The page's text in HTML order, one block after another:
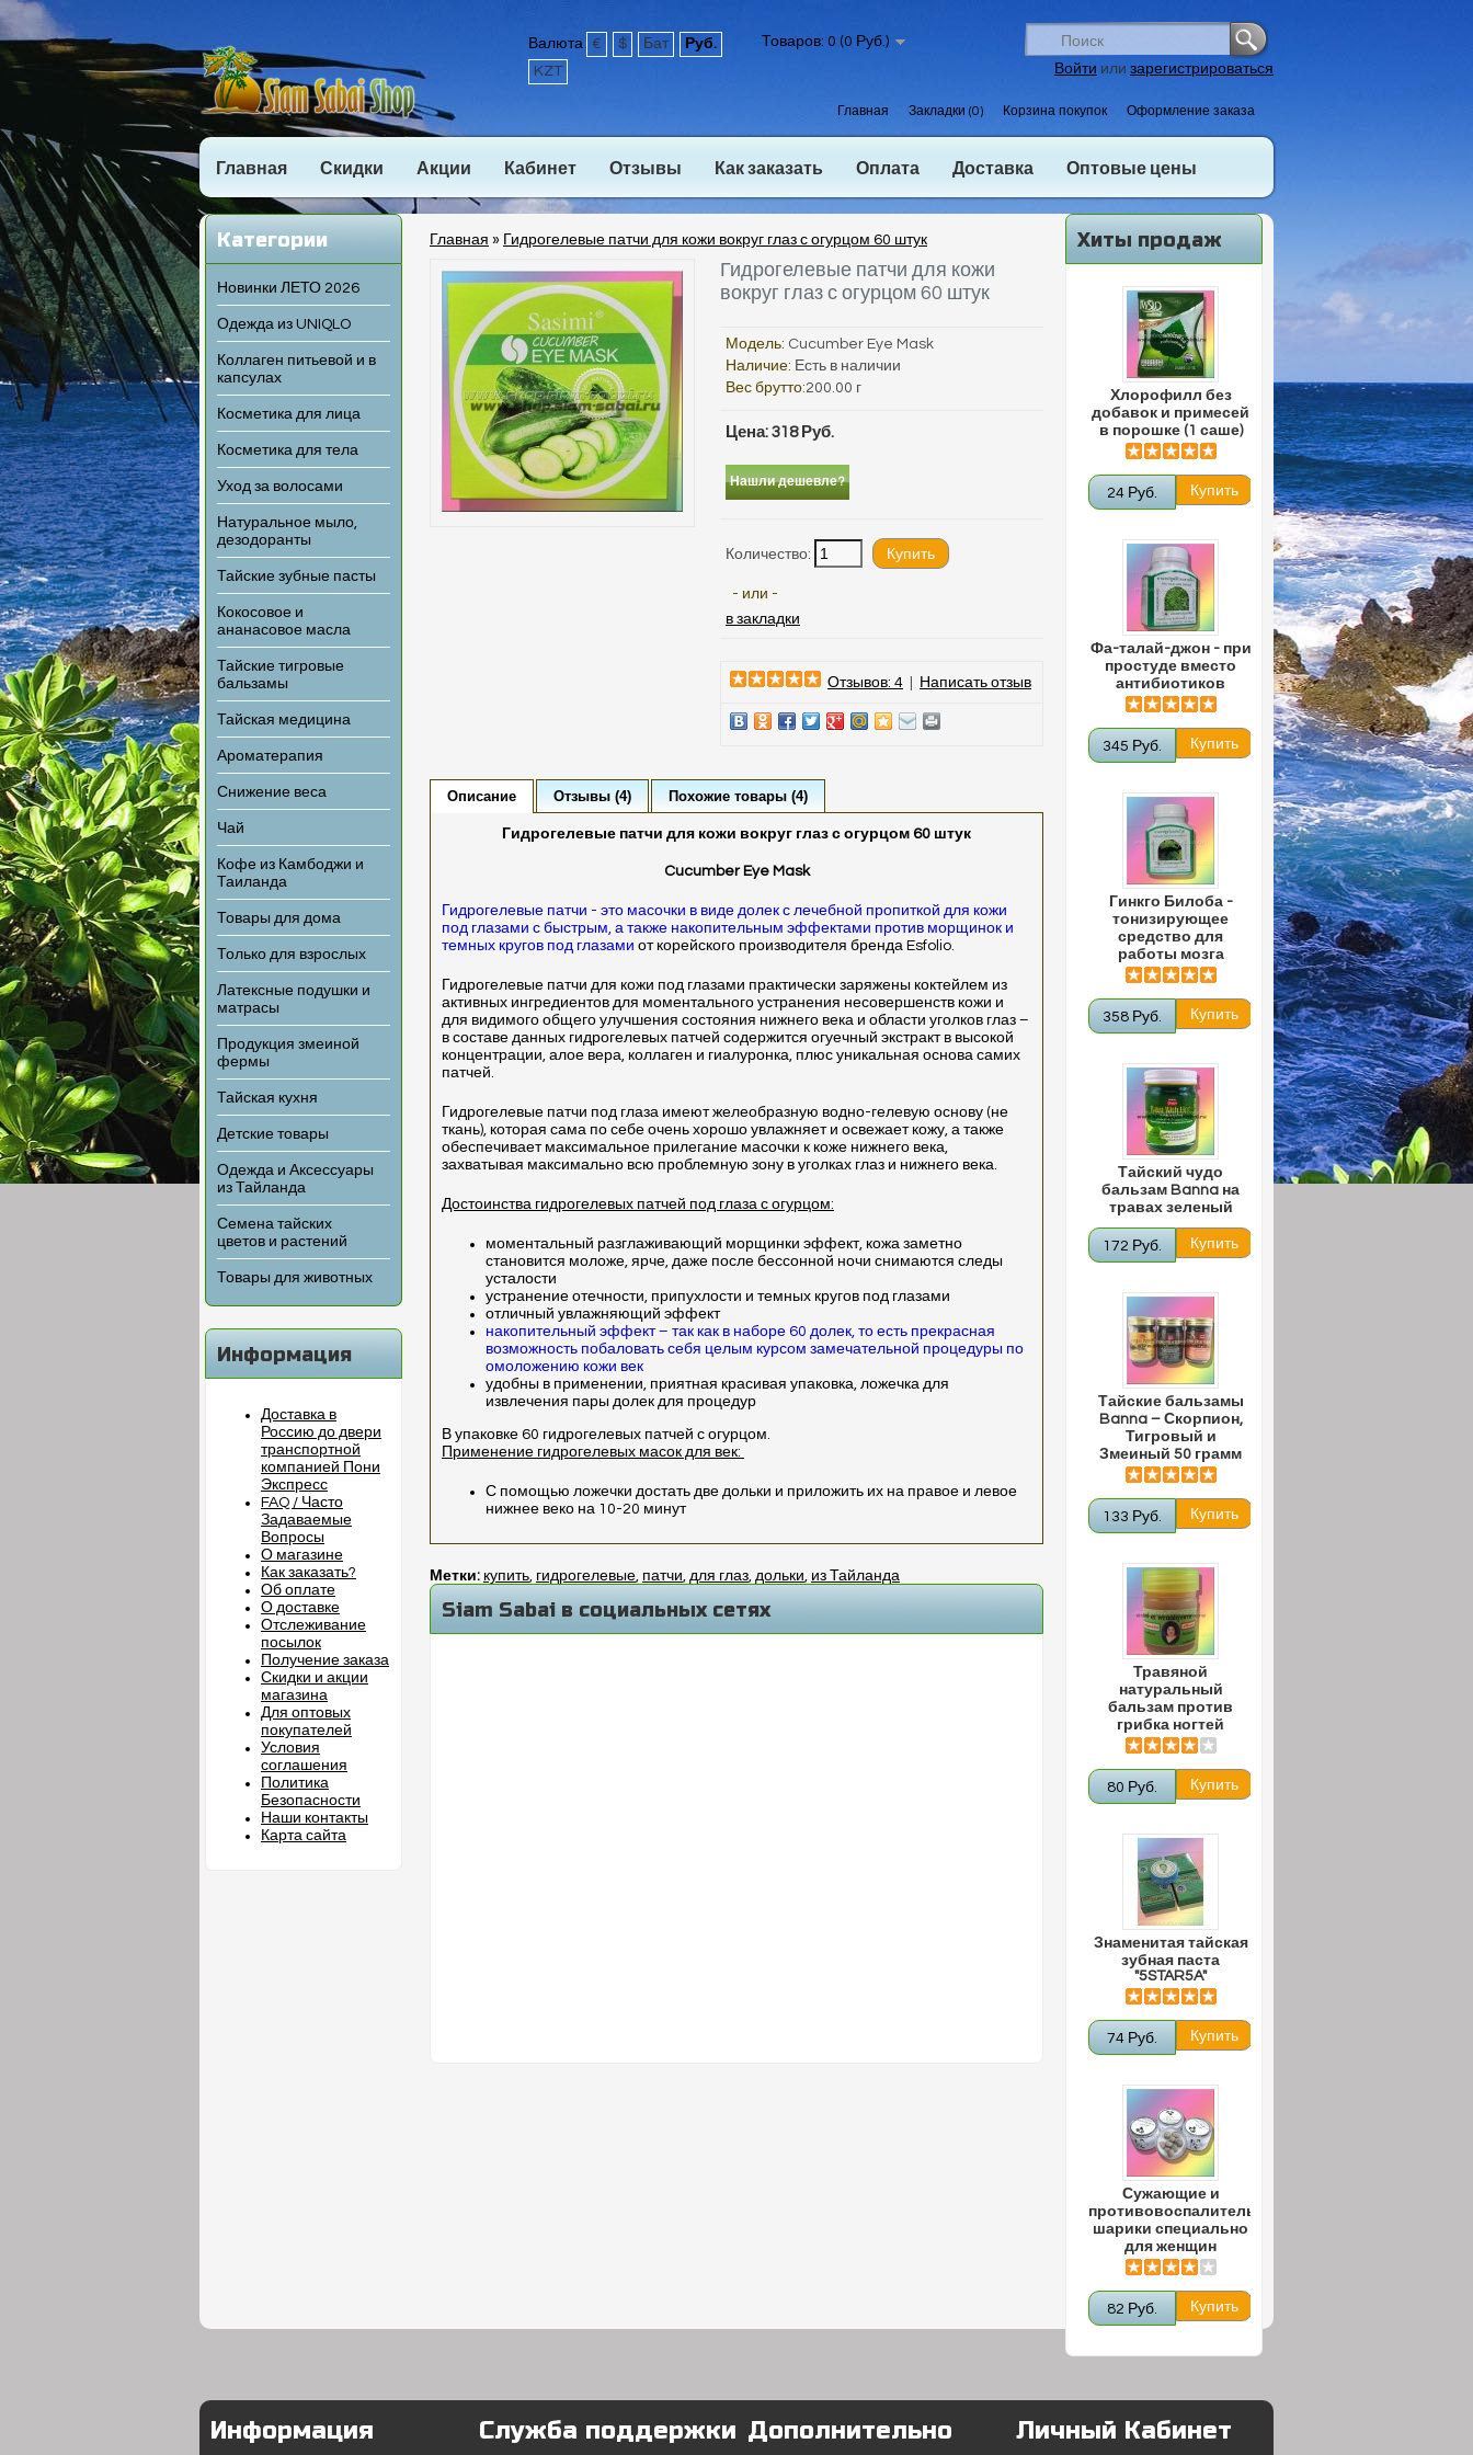
Валюта € $ Бат
Руб.
KZT
Товаров: 0 (0 Руб.)
Войти или зарегистрироваться
Главная Закладки (0) Корзина покупок Оформление заказа
Главная Скидки Акции Кабинет Отзывы Как заказать Оплата Доставка Оптовые цены
Категории
Новинки ЛЕТО 2026
Одежда из UNIQLO
Коллаген питьевой и в
капсулах
Косметика для лица
Косметика для тела
Уход за волосами
Натуральное мыло,
дезодоранты
Тайские зубные пасты
Кокосовое и
ананасовое масла
Тайские тигровые
бальзамы
Тайская медицина
Ароматерапия
Снижение веса
Чай
Кофе из Камбоджи и
Таиланда
Товары для дома
Только для взрослых
Латексные подушки и
матрасы
Продукция змеиной
фермы
Тайская кухня
Детские товары
Одежда и Аксессуары
из Тайланда
Семена тайских
цветов и растений
Товары для животных
Информация
Доставка в
Россию до двери
транспортной
компанией Пони
Экспресс
FAQ / Часто
Задаваемые
Вопросы
О магазине
Как заказать?
Об оплате
О доставке
Отслеживание
посылок
Получение заказа
Скидки и акции
магазина
Для оптовых
покупателей
Условия
соглашения
Политика
Безопасности
Наши контакты
Карта сайта
Хиты продаж
Хлорофилл без
добавок и примесей
в порошке (1 саше)
24 Руб.
Фа-талай-джон - при
простуде вместо
антибиотиков
345 Руб.
Гинкго Билоба -
тонизирующее
средство для
работы мозга
358 Руб.
Тайский чудо
бальзам Banna на
травах зеленый
172 Руб.
Тайские бальзамы
Banna – Скорпион,
Тигровый и
Змеиный 50 грамм
133 Руб.
Травяной
натуральный
бальзам против
грибка ногтей
80 Руб.
Знаменитая тайская
зубная паста
"5STAR5A"
74 Руб.
Сужающие и
противовоспалительные
шарики специально
для женщин
82 Руб.
Главная » Гидрогелевые патчи для кожи вокруг глаз с огурцом 60 штук
Гидрогелевые патчи для кожи
вокруг глаз с огурцом 60 штук
Модель: Cucumber Eye Mask
Наличие: Есть в наличии
Вес брутто:200.00 г
Цена: 318 Руб.
Нашли дешевле?
Количество:
- или -
в закладки
Отзывов: 4 Написать отзыв
Описание Отзывы (4) Похожие товары (4)
Гидрогелевые патчи для кожи вокруг глаз с огурцом 60 штук
Cucumber Eye Mask
Гидрогелевые патчи - это масочки в виде долек с лечебной пропиткой для кожи
под глазами с быстрым, а также накопительным эффектами против морщинок и
темных кругов под глазами от корейского производителя бренда Esfolio.
Гидрогелевые патчи для кожи под глазами практически заряжены коктейлем из
активных ингредиентов для моментального устранения несовершенств кожи и
для видимого общего улучшения состояния нижнего века и области уголков глаз –
в составе данных гидрогелевых патчей содержится огуечный экстракт в высокой
концентрации, алое вера, коллаген и гиалуронка, плюс уникальная основа самих
патчей.
Гидрогелевые патчи под глаза имеют желеобразную водно-гелевую основу (не
ткань), которая сама по себе очень хорошо увлажняет и освежает кожу, а также
обеспечивает максимальное прилегание масочки к коже нижнего века,
захватывая максимально всю проблемную зону в уголках глаз и нижнего века.
Достоинства гидрогелевых патчей под глаза с огурцом:
моментальный разглаживающий морщинки эффект, кожа заметно
становится моложе, ярче, даже после бессонной ночи снимаются следы
усталости
устранение отечности, припухлости и темных кругов под глазами
отличный увлажняющий эффект
накопительный эффект – так как в наборе 60 долек, то есть прекрасная
возможность побаловать себя целым курсом замечательной процедуры по
омоложению кожи век
удобны в применении, приятная красивая упаковка, ложечка для
извлечения пары долек для процедур
В упаковке 60 гидрогелевых патчей с огурцом.
Применение гидрогелевых масок для век:
С помощью ложечки достать две дольки и приложить их на правое и левое
нижнее веко на 10-20 минут
Метки: купить, гидрогелевые, патчи, для глаз, дольки, из Тайланда
Siam Sabai в социальных сетях
Информация Служба поддержки Дополнительно Личный Кабинет